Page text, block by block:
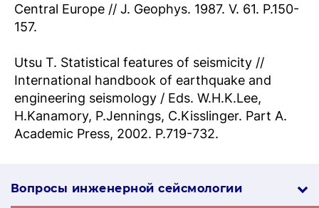
Central Europe // J. Geophys. 1987. V. 61. P.150-
157.
Utsu T. Statistical features of seismicity //
International handbook of earthquake and
engineering seismology / Eds. W.H.K.Lee,
H.Kanamory, P.Jennings, C.Kisslinger. Part A.
Academic Press, 2002. P.719-732.
Вопросы инженерной сей­смо­логии